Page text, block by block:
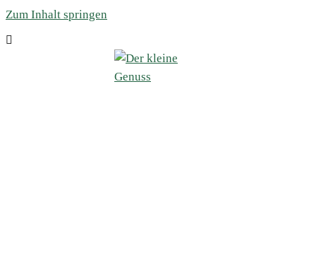
Zum Inhalt springen